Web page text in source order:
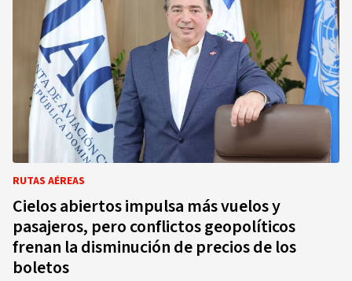
RUTAS AÉREAS
Cielos abiertos impulsa más vuelos y
pasajeros, pero conflictos geopolíticos
frenan la disminución de precios de los
boletos